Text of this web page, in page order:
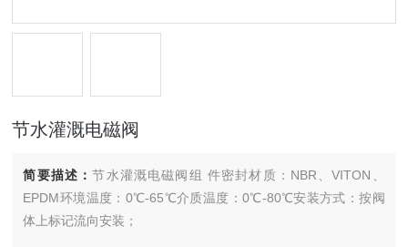
节水灌溉电磁阀
简要描述：节水灌溉电磁阀组 件密封材质：NBR、VITON、
EPDM环境温度：0℃-65℃介质温度：0℃-80℃安装方式：按阀
体上标记流向安装；